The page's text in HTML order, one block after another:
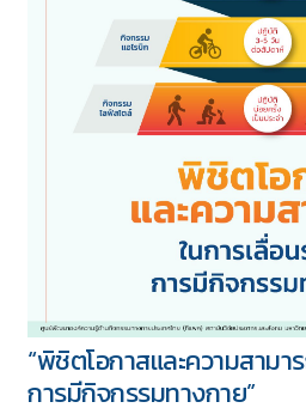
“พิชิตโอกาสและความสามา
การมีกิจกรรมทางกาย”